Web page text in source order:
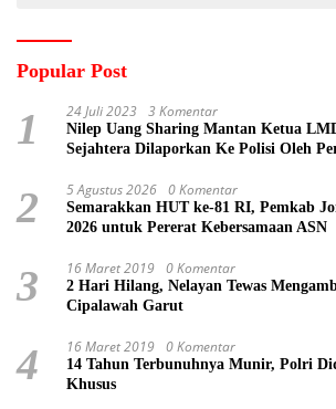
Popular Post
1 24 Juli 2023 3 Komentar
Nilep Uang Sharing Mantan Ketua
Sejahtera Dilaporkan Ke Polisi Oleh
2 5 Agustus 2026 0 Komentar
Semarakkan HUT ke-81 RI, Pemkab
2026 untuk Pererat Kebersamaan ASN
3 16 Maret 2019 0 Komentar
2 Hari Hilang, Nelayan Tewas
Cipalawah Garut
4 16 Maret 2019 0 Komentar
14 Tahun Terbunuhnya Munir, Polri
Khusus